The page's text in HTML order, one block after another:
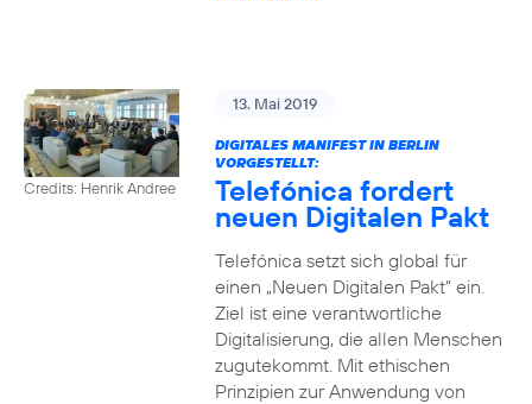
Credits: Henrik Andree
13. Mai 2019
DIGITALES MANIFEST IN BERLIN
VORGESTELLT:
Telefónica fordert
neuen Digitalen Pakt
Telefónica setzt sich global für
einen „Neuen Digitalen Pakt“ ein.
Ziel ist eine verantwortliche
Digitalisierung, die allen Menschen
zugutekommt. Mit ethischen
Prinzipien zur Anwendung von